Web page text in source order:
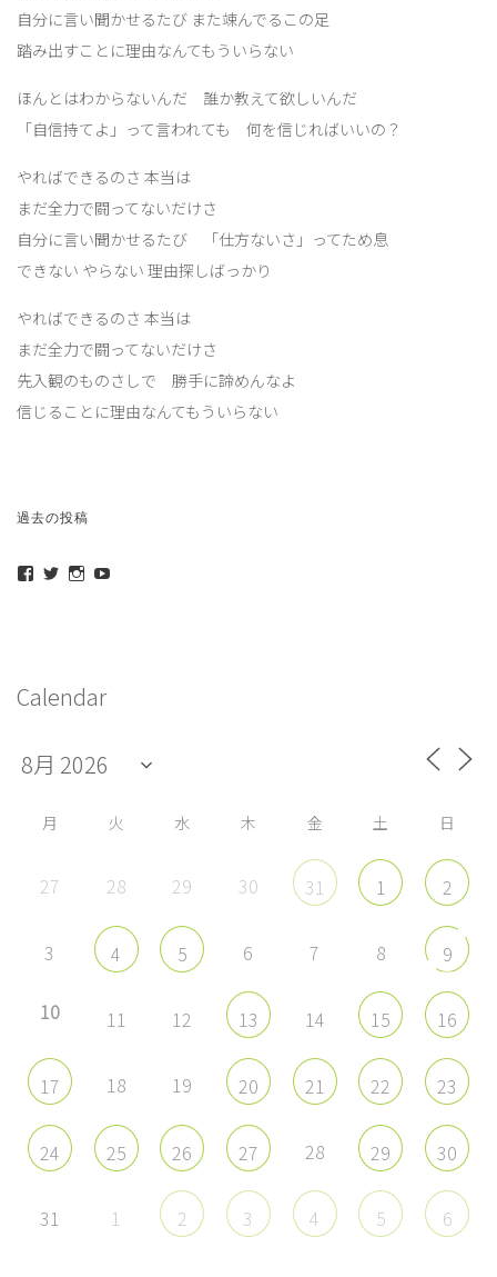
自分に言い聞かせるたび また竦んでるこの足
踏み出すことに理由なんてもういらない
ほんとはわからないんだ 誰か教えて欲しいんだ
「自信持てよ」って言われても 何を信じればいいの？
やればできるのさ 本当は
まだ全力で闘ってないだけさ
自分に言い聞かせるたび 「仕方ないさ」ってため息
できない やらない 理由探しばっかり
やればできるのさ 本当は
まだ全力で闘ってないだけさ
先入観のものさしで 勝手に諦めんなよ
信じることに理由なんてもういらない
投
稿
ナ
ー
シ
ョ
ン
過去の投稿
maeda_kazuaki@me.com
ィ
ー
を
Facebook
示
maedakazuaki
さ
ィ
ー
を
Twitter
maede_kazuaki
ィ
ー
を
Instagram
YouTube
示
Calendar
月 火 水 木 金 土 日
27 28 29 30 31 1 2
3 4 5 6 7 8 9
10 11 12 13 14 15 16
17 18 19 20 21 22 23
24 25 26 27 28 29 30
31 1 2 3 4 5 6